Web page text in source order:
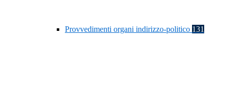
Provvedimenti organi indirizzo-politico 131